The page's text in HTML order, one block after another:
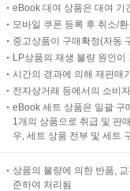
eBook 대여 상품은 대여 기
모바일 쿠폰 등록 후 취소/
중고상품이 구매확정(자동
LP상품의 재생 불량 원인
시간의 경과에 의해 재판매
전자상거래 등에서의 소비
eBook 세트 상품은 일괄 구
1개의 상품으로 취급 및 판
우, 세트 상품 전부 및 세트
상품의 불량에 의한 반품,
준하여 처리됨